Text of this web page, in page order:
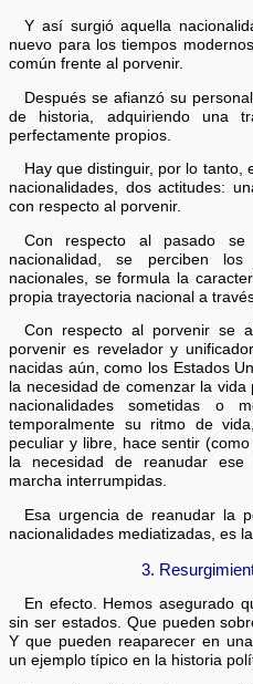
Y así surgió aquella
nuevo para los tiempos
común frente al porvenir.
Después se afianzó su
de historia, adquiriendo una
perfectamente propios.
Hay que distinguir, por lo tanto,
nacionalidades, dos actitudes:
con respecto al porvenir.
Con respecto al pasado
nacionalidad, se perciben
nacionales, se formula la
propia trayectoria nacional a
Con respecto al porvenir se
porvenir es revelador y
nacidas aún, como los Estados
la necesidad de comenzar la
nacionalidades sometidas o
temporalmente su ritmo de
peculiar y libre, hace sentir
la necesidad de reanudar
marcha interrumpidas.
Esa urgencia de reanudar la
nacionalidades mediatizadas, es
3.
En efecto. Hemos asegurado
sin ser estados. Que pueden
Y que pueden reaparecer en
un ejemplo típico en la historia